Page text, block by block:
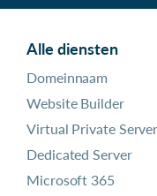
Alle diensten
Domeinnaam
Website Builder
Virtual Private Server
Dedicated Server
Microsoft 365